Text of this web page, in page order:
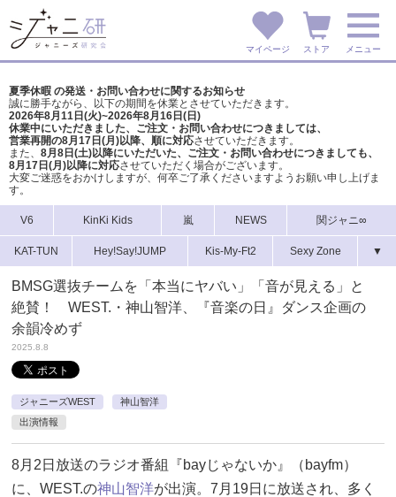
マイページ ストア メニュー
夏季休暇 の発送・お問い合わせに関するお知らせ
誠に勝手ながら、以下の期間を休業とさせていただきます。
2026年8月11日(火)~2026年8月16日(日)
休業中にいただきました、ご注文・お問い合わせにつきましては、
営業再開の8月17日(月)以降、順に対応させていただきます。
また、 8月8日(土)以降にいただいた、ご注文・ お問い合わせにつきましても、
8月17日(月)以降に対応させていただく場合がございます。
大変ご迷惑をおかけしますが、 何卒ご了承くださいますようお願い申し上げま
す。
V6 KinKi Kids 嵐 NEWS 関ジャニ∞
KAT-TUN Hey!Say!JUMP Kis-My-Ft2 Sexy Zone ▼
BMSG選抜チームを「本当にヤバい」「音が見える」と
絶賛！ WEST.・神山智洋、『音楽の日』ダンス企画の
余韻冷めず
2025.8.8
ジャニーズWEST
神山智洋
出演情報
8月2日放送のラジオ番組『bayじゃないか』（bayfm）
に、WEST.の神山智洋が出演。7月19日に放送され、多く